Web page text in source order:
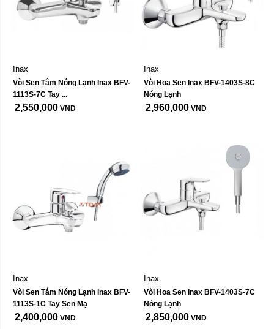
Inax
Vòi Sen Tắm Nóng Lạnh Inax BFV-
1113S-7C Tay ...
2,550,000 VND
Inax
Vòi Hoa Sen Inax BFV-1403S-8C
Nóng Lạnh
2,960,000 VND
Inax
Vòi Sen Tắm Nóng Lạnh Inax BFV-
1113S-1C Tay Sen Mạ
2,400,000 VND
Inax
Vòi Hoa Sen Inax BFV-1403S-7C
Nóng Lạnh
2,850,000 VND